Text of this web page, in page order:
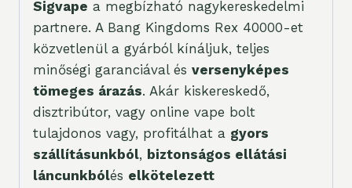
Sigvape a megbízható nagykereskedelmi
partnere. A Bang Kingdoms Rex 40000-et
közvetlenül a gyárból kínáljuk, teljes
minőségi garanciával és versenyképes
tömeges árazás. Akár kiskereskedő,
disztribútor, vagy online vape bolt
tulajdonos vagy, profitálhat a gyors
szállításunkból, biztonságos ellátási
láncunkbólés elkötelezett